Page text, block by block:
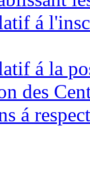
á
á la
des
á